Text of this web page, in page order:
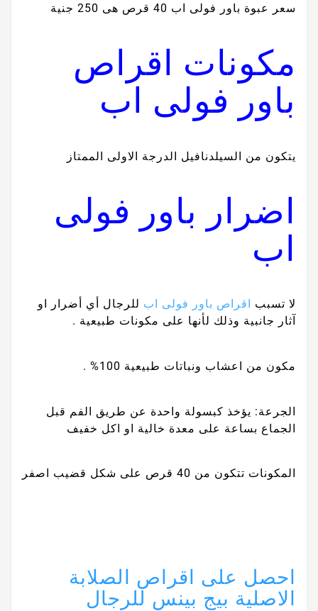
سعر عبوة باور فولى اب 40 قرص هى 250 جنية
مكونات اقراص
باور فولى اب
يتكون من السيلدنافيل الدرجة الاولى الممتاز
اضرار باور فولى
اب
لا تسبب اقراص باور فولى اب للرجال أي أضرار او
آثار جانبية وذلك لأنها على مكونات طبيعية .
مكون من اعشاب ونباتات طبيعية 100% .
الجرعة: يؤخذ كبسولة واحدة عن طريق الفم قبل
الجماع بساعة على معدة خالية او اكل خفيف
المكونات تتكون من 40 قرص على شكل قضيب اصفر
احصل على اقراص الصلابة
الاصلية بيج بينس للرجال